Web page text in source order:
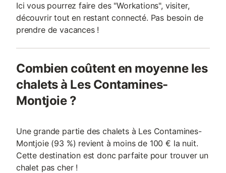
Ici vous pourrez faire des "Workations", visiter,
découvrir tout en restant connecté. Pas besoin de
prendre de vacances !
Combien coûtent en moyenne les
chalets à Les Contamines-
Montjoie ?
Une grande partie des chalets à Les Contamines-
Montjoie (93 %) revient à moins de 100 € la nuit.
Cette destination est donc parfaite pour trouver un
chalet pas cher !